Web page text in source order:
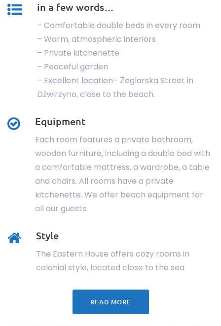
in a few words…
– Comfortable double beds in every room
– Warm, atmospheric interiors
– Private kitchenette
– Peaceful garden
– Excellent location– Żeglarska Street in
Dźwirzyno, close to the beach.
Equipment
Each room features a private bathroom,
wooden furniture, including a double bed with
a comfortable mattress, a wardrobe, a table
and chairs. All rooms have a private
kitchenette. We offer beach equipment for
all our guests.
Style
The Eastern House offers cozy rooms in
colonial style, located close to the sea.
READ MORE